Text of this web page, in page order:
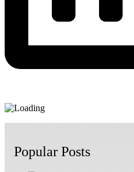
Popular Posts